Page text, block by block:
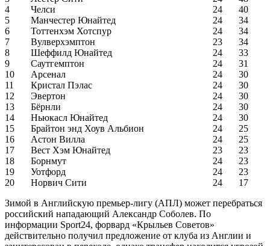
4
Челси 24
40
5
Манчестер Юнайтед 24
34
6
Тоттенхэм Хотспур 24
34
7
Вулверхэмптон 23
34
8
Шеффилд Юнайтед 24
33
9
Саутгемптон 24
31
10
Арсенал 24
30
11
Кристал Пэлас 24
30
12
Эвертон 24
30
13
Бёрнли 24
30
14
Ньюкасл Юнайтед 24
30
15
Брайтон энд Хоув Альбион 24
25
16
Астон Вилла 24
25
17
Вест Хэм Юнайтед 23
23
18
Борнмут 24
23
19
Уотфорд 24
23
20
Норвич Сити 24
17
Зимой в Английскую премьер-лигу (АПЛ) может перебраться
российский нападающий Александр Соболев. По
информации Sport24, форвард «Крыльев Советов»
действительно получил предложение от клуба из Англии и